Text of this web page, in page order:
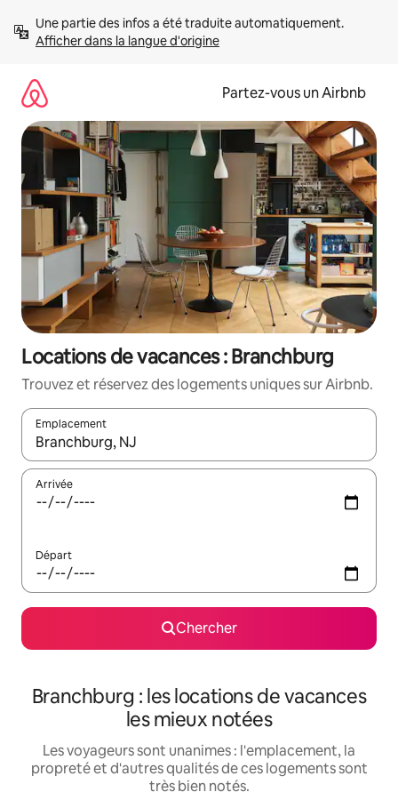
directement
Afficher dans la langue d'origine
Partez-vous un Airbnb
Locations de vacances : Branchburg
Trouvez et réservez des logements uniques sur Airbnb.
Emplacement
Quand les résultats sont affichés, parcourez-les en utilisant
Arrivée
Départ
Chercher
Branchburg : les locations de vacances
les mieux notées
Les voyageurs sont unanimes : l'emplacement, la
propreté et d'autres qualités de ces logements sont
très bien notés.